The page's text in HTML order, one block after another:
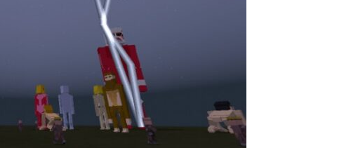
маневрировать в воздухе.
массу проблем. Персонажи не только сильные и
прикрывая свои слабые места.
титанов , которые теперь появились и в Майнкрафт ПЕ.
прародитель, зубастый, звероподобный,